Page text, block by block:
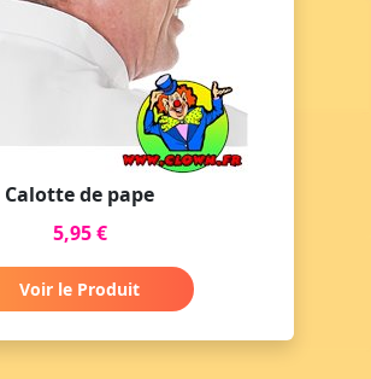
Calotte de pape
5,95 €
Voir le Produit